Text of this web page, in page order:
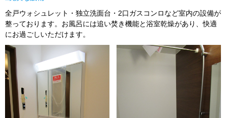
全戸ウォシュレット・独立洗面台・2口ガスコンロなど室内の設備が
整っております。お風呂には追い焚き機能と浴室乾燥があり、快適
にお過ごしいただけます。